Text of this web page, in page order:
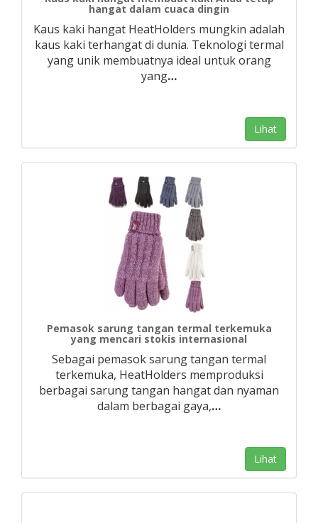
hangat dalam cuaca dingin
Kaus kaki hangat HeatHolders mungkin adalah
kaus kaki terhangat di dunia. Teknologi termal
yang unik membuatnya ideal untuk orang
yang…
Lihat
Pemasok sarung tangan termal terkemuka
yang mencari stokis internasional
Sebagai pemasok sarung tangan termal
terkemuka, HeatHolders memproduksi
berbagai sarung tangan hangat dan nyaman
dalam berbagai gaya,…
Lihat